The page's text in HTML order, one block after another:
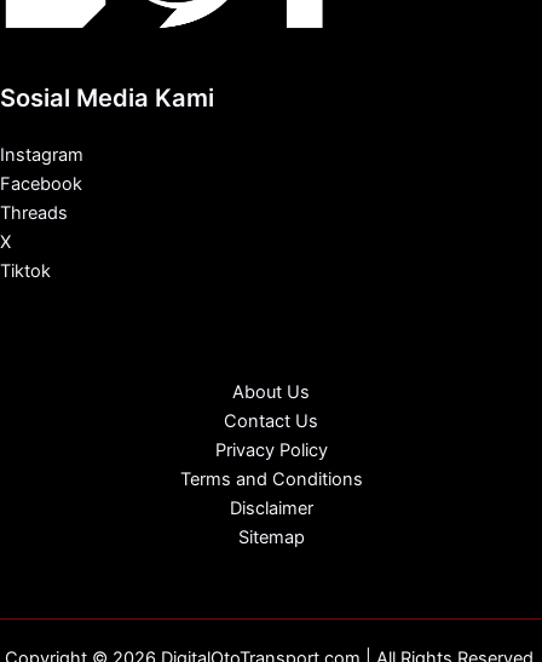
Sosial Media Kami
Instagram
Facebook
Threads
X
Tiktok
About Us
Contact Us
Privacy Policy
Terms and Conditions
Disclaimer
Sitemap